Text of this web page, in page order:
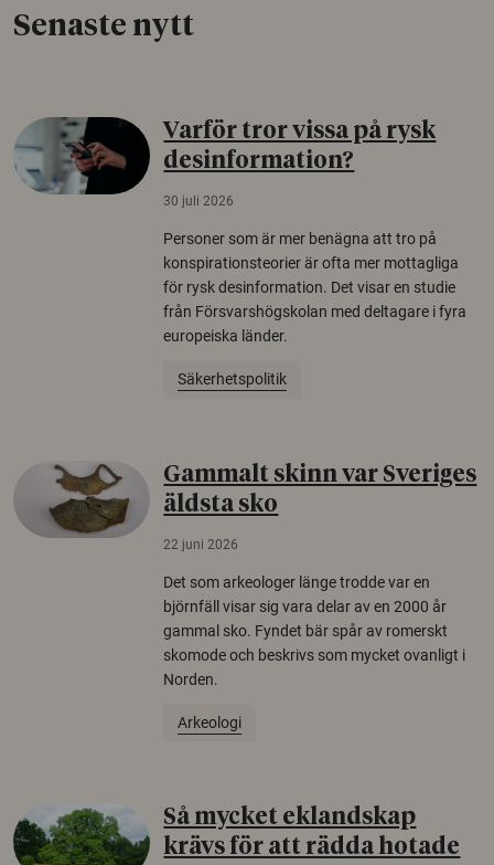
Senaste nytt
Varför tror vissa på rysk
desinformation?
30 juli 2026
Personer som är mer benägna att tro på
konspirationsteorier är ofta mer mottagliga
för rysk desinformation. Det visar en studie
från Försvarshögskolan med deltagare i fyra
europeiska länder.
Säkerhetspolitik
Gammalt skinn var Sveriges
äldsta sko
22 juni 2026
Det som arkeologer länge trodde var en
björnfäll visar sig vara delar av en 2000 år
gammal sko. Fyndet bär spår av romerskt
skomode och beskrivs som mycket ovanligt i
Norden.
Arkeologi
Så mycket eklandskap
krävs för att rädda hotade